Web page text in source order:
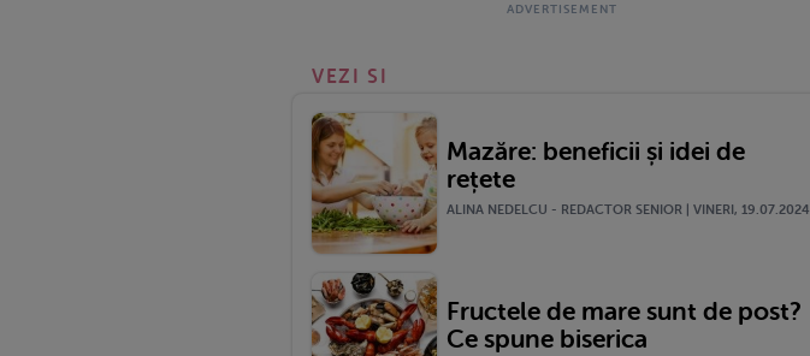
VEZI SI
Mazăre: beneficii și idei de
rețete
ALINA NEDELCU - REDACTOR SENIOR | VINERI, 19.07.2024
Fructele de mare sunt de post?
Ce spune biserica